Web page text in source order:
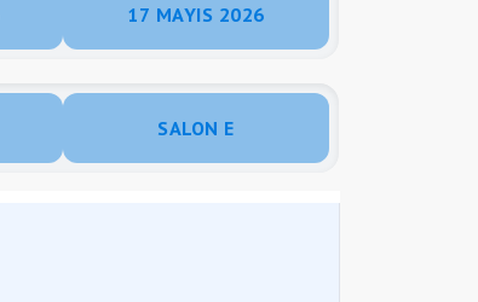
17 MAYIS 2026
SALON E